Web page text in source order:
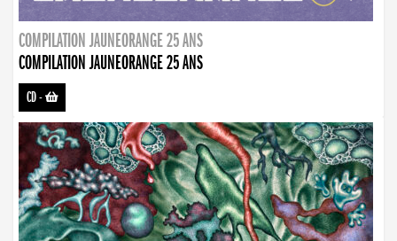
COMPILATION JAUNEORANGE 25 ANS
COMPILATION JAUNEORANGE 25 ANS
CD-